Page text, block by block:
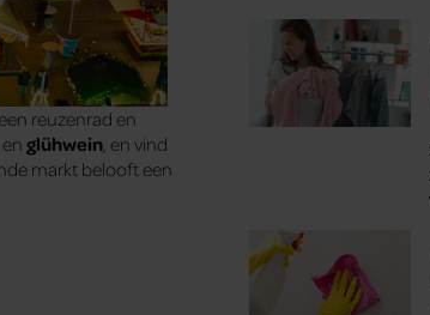
reuzenrad en
glühwein, en vind
markt belooft een